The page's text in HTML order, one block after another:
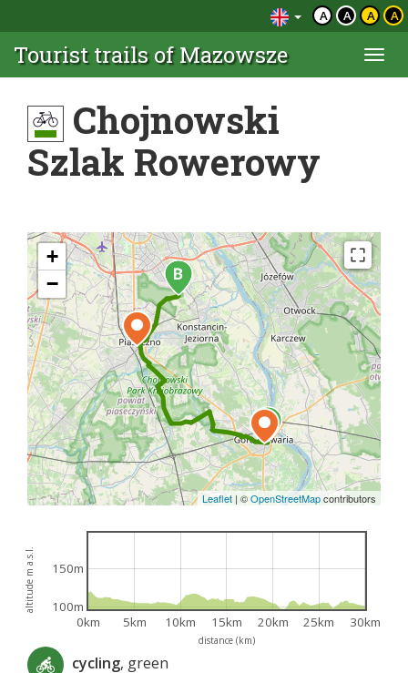
A A A A
Tourist trails of Mazowsze
Chojnowski
Szlak Rowerowy
+
−
Leaflet | ©OpenStreetMapcontributors
distance (km)
altitude m a.s.l.
0km 5km 10km 15km 20km 25km 30km
100m
150m
cycling, green